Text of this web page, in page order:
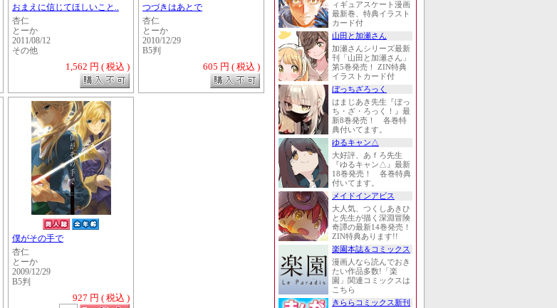
おまえに信じてほしいこと..
杏仁
とーか
2011/08/12
その他
1,562 円 ( 税込 )
つづきはあとで
杏仁
とーか
2010/12/29
B5判
605 円 ( 税込 )
僕がその手で
杏仁
とーか
2009/12/29
B5判
927 円 ( 税込 )
ィギュアスケート漫画
最新巻、特典イラスト
カード付
山田と加瀬さん
加瀬さんシリーズ最新
刊「山田と加瀬さん」
第5巻発売！ ZIN特典
イラストカード付
ぼっちざろっく
はまじあき先生『ぼっ
ち・ざ・ろっく！』最
新8巻発売！ 各巻特
典付いてます。
ゆるキャン△
大好評、あｆろ先生
『ゆるキャン△』最新
18巻発売！ 各巻特典
付いてます。
メイドインアビス
大人気、つくしあきひ
と先生が描く深淵冒険
奇譚の最新14巻発売！
ZIN特典あります!!
楽園本誌＆コミックス
漫画人なら読んでおき
たい作品多数!「楽
園」関連コミックスは
こちら
きららコミックス新刊